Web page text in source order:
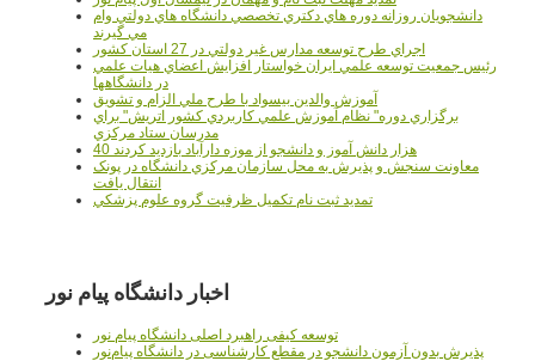
دانشجويان روزانه دوره هاي دكتري تخصصي دانشگاه هاي دولتي وام
مي گيرند
اجراي طرح توسعه مدارس غير دولتي در 27 استان کشور
رئيس جمعيت توسعه علمي ايران خواستار افزايش اعضاي هيات علمي
در دانشگاهها
آموزش والدين بيسواد با طرح ملي الزام و تشويق
برگزاري دوره" نظام آموزش علمي كاربردي كشور اتريش" براي
مدرسان ستاد مرکزي
40 هزار دانش آموز و دانشجو از موزه دارآباد بازديد کردند
معاونت سنجش و پذيرش به محل سازمان مرکزي دانشگاه در پونک
انتقال يافت
تمديد ثبت نام تکميل ظرفيت گروه علوم پزشکي
اخبار دانشگاه پیام نور
توسعه کیفی راهبرد اصلی دانشگاه پیام نور
پذیرش بدون آزمون دانشجو در مقطع کارشناسی در دانشگاه پیام‌نور